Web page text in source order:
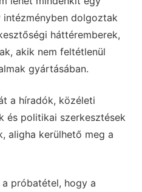
intézményben dolgoztak
háttéremberek,
akik nem feltétlenül
gyártásában.
a híradók, közéleti
és politikai szerkesztések
aligha kerülhető meg a
próbatétel, hogy a